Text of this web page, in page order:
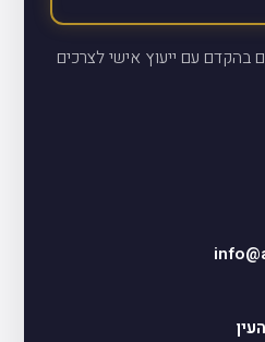
בהקדם עם ייעוץ אישי לצרכים